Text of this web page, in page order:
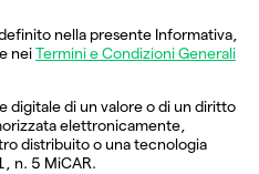
nella presente Informativa,
neiTermini e Condizioni Generali
digitale di un valore o di un diritto
elettronicamente,
distribuito o una tecnologia
n. 5 MiCAR.